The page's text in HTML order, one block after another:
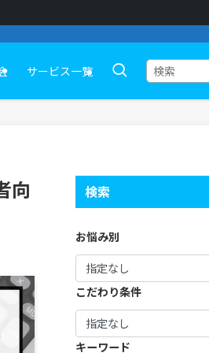
サービス一覧
向 検索
お悩み別
こだわり条件
キーワード